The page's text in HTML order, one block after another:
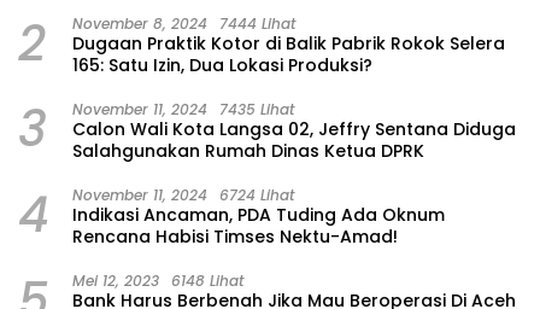
2 November 8, 2024 7444 Lihat
Dugaan Praktik Kotor di Balik Pabrik Rokok Selera
165: Satu Izin, Dua Lokasi Produksi?
3 November 11, 2024 7435 Lihat
Calon Wali Kota Langsa 02, Jeffry Sentana Diduga
Salahgunakan Rumah Dinas Ketua DPRK
4 November 11, 2024 6724 Lihat
Indikasi Ancaman, PDA Tuding Ada Oknum
Rencana Habisi Timses Nektu-Amad!
Mei 12, 2023 6148 Lihat
Bank Harus Berbenah Jika Mau Beroperasi Di Aceh